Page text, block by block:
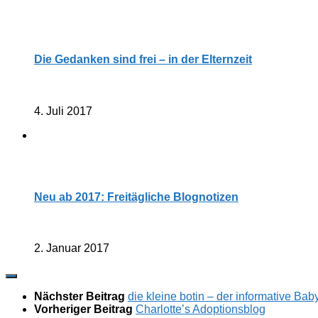
Die Gedanken sind frei – in der Elternzeit
4. Juli 2017
Neu ab 2017: Freitägliche Blognotizen
2. Januar 2017
Nächster Beitrag die kleine botin – der informative
Vorheriger Beitrag Charlotte’s Adoptionsblog